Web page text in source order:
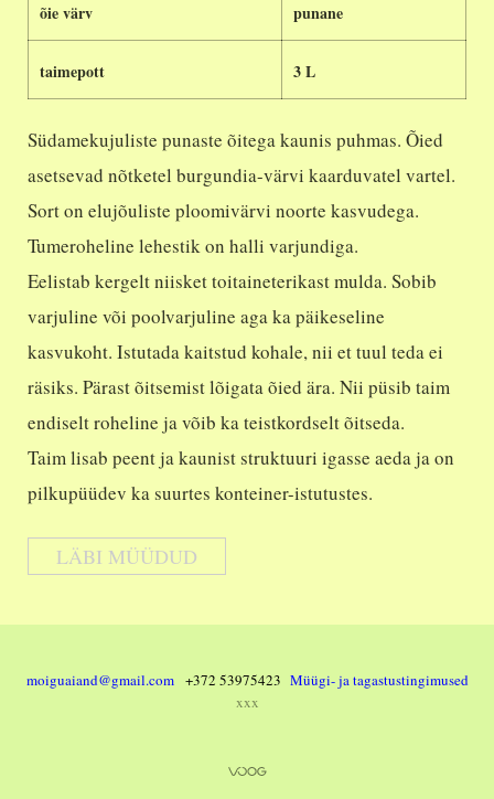
õie värv punane
taimepott 3 L
Südamekujuliste punaste õitega kaunis puhmas. Õied
asetsevad nõtketel burgundia-värvi kaarduvatel vartel.
Sort on elujõuliste ploomivärvi noorte kasvudega.
Tumeroheline lehestik on halli varjundiga.
Eelistab kergelt niisket toitaineterikast mulda. Sobib
varjuline või poolvarjuline aga ka päikeseline
kasvukoht. Istutada kaitstud kohale, nii et tuul teda ei
räsiks. Pärast õitsemist lõigata õied ära. Nii püsib taim
endiselt roheline ja võib ka teistkordselt õitseda.
Taim lisab peent ja kaunist struktuuri igasse aeda ja on
pilkupüüdev ka suurtes konteiner-istutustes.
LÄBI MÜÜDUD
moiguaiand@gmail.com +372 53975423 Müügi- ja tagastustingimused
xxx